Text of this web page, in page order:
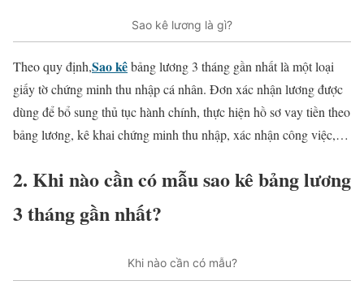
Sao kê lương là gì?
Theo quy định,Sao kêbảng lương 3 tháng gần nhất là một loại
giấy tờ chứng minh thu nhập cá nhân. Đơn xác nhận lương được
dùng để bổ sung thủ tục hành chính, thực hiện hồ sơ vay tiền theo
bảng lương, kê khai chứng minh thu nhập, xác nhận công việc,…
2. Khi nào cần có mẫu sao kê bảng lương
3 tháng gần nhất?
Khi nào cần có mẫu?